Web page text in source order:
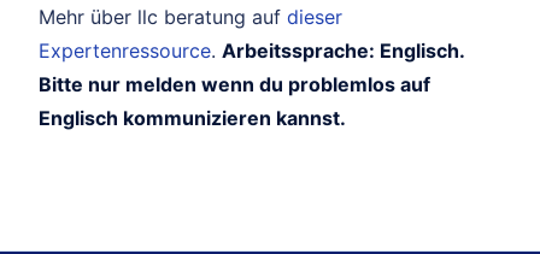
Mehr über llc beratung auf dieser
Expertenressource. Arbeitssprache: Englisch.
Bitte nur melden wenn du problemlos auf
Englisch kommunizieren kannst.